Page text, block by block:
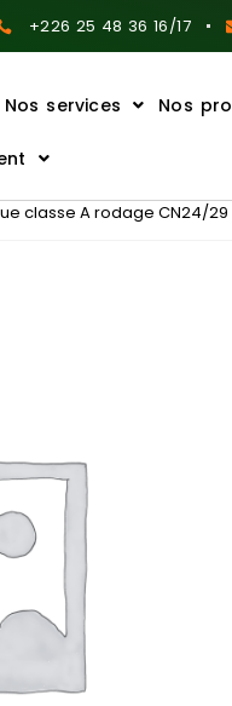
+226 25 48 36 16/17
Nos services Nos
classe A rodage CN24/29